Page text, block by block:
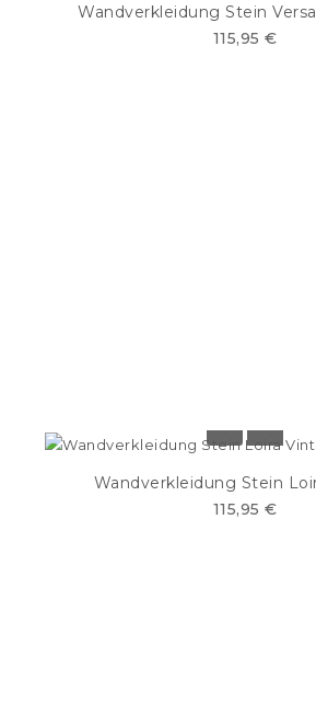
Wandverkleidung Stein
115,95 €
Wandverkleidung Stein
115,95 €